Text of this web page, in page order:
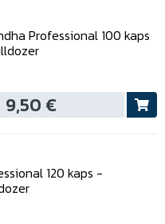
Professional 100 kaps
9,50 €
120 kaps -